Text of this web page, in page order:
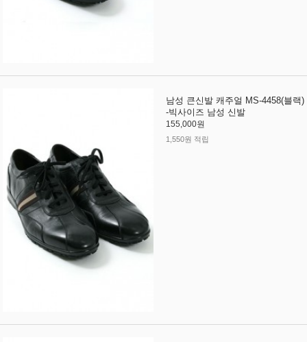
남성 큰신발 캐주얼 MS-4458(블랙)
-빅사이즈 남성 신발
155,000원
1,550원 적립